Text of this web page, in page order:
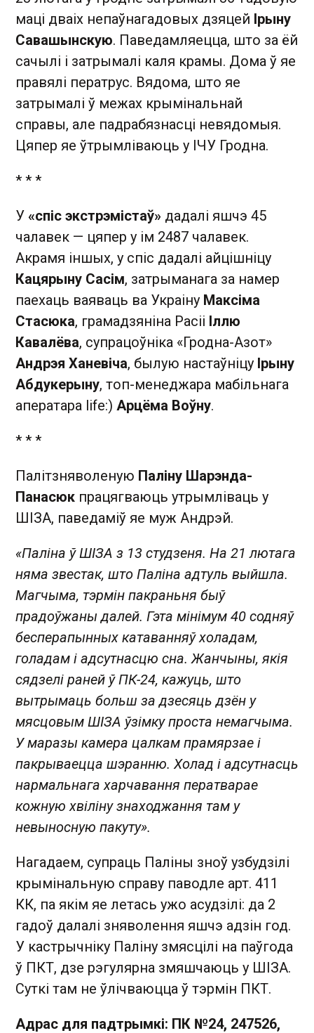
маці дваіх непаўнагадовых дзяцей Ірыну
Савашынскую. Паведамляецца, што за ёй
сачылі і затрымалі каля крамы. Дома ў яе
правялі ператрус. Вядома, што яе
затрымалі ў межах крымінальнай
справы, але падрабязнасці невядомыя.
Цяпер яе ўтрымліваюць у ІЧУ Гродна.
* * *
У «cпіс экстрэмістаў» дадалі яшчэ 45
чалавек — цяпер у ім 2487 чалавек.
Акрамя іншых, у спіс дадалі айцішніцу
Кацярыну Сасім, затрыманага за намер
паехаць ваяваць ва Украіну Максіма
Стасюка, грамадзяніна Расіі Іллю
Кавалёва, супрацоўніка «Гродна-Азот»
Андрэя Ханевіча, былую настаўніцу Ірыну
Абдукерыну, топ-менеджара мабільнага
аператара life:) Арцёма Воўну.
* * *
Палітзняволеную Паліну Шарэнда-
Панасюк працягваюць утрымліваць у
ШІЗА, паведаміў яе муж Андрэй.
«Паліна ў ШІЗА з 13 студзеня. На 21 лютага
няма звестак, што Паліна адтуль выйшла.
Магчыма, тэрмін пакраньня быў
прадоўжаны далей. Гэта мінімум 40 содняў
бесперапынных катаванняў холадам,
голадам і адсутнасцю сна. Жанчыны, якія
сядзелі раней ў ПК-24, кажуць, што
вытрымаць больш за дзесяць дзён у
мясцовым ШІЗА ўзімку проста немагчыма.
У маразы камера цалкам прамярзае і
пакрываецца шэранню. Холад і адсутнасць
нармальнага харчавання ператварае
кожную хвіліну знаходжання там у
невыносную пакуту».
Нагадаем, супраць Паліны зноў узбудзілі
крымінальную справу паводле арт. 411
КК, па якім яе летась ужо асудзілі: да 2
гадоў далалі зняволення яшчэ адзін год.
У кастрычніку Паліну змясцілі на паўгода
ў ПКТ, дзе рэгулярна змяшчаюць у ШІЗА.
Суткі там не ўлічваюцца ў тэрмін ПКТ.
Адрас для падтрымкі: ПК №24, 247526,